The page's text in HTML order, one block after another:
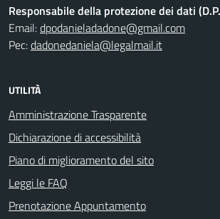
Responsabile della protezione dei dati
Email:dpodanieladadone@gmail.com
Pec:dadonedaniela@legalmail.it
UTILITÀ
Amministrazione Trasparente
Dichiarazione di accessibilità
Piano di miglioramento del sito
Leggi le FAQ
Prenotazione Appuntamento